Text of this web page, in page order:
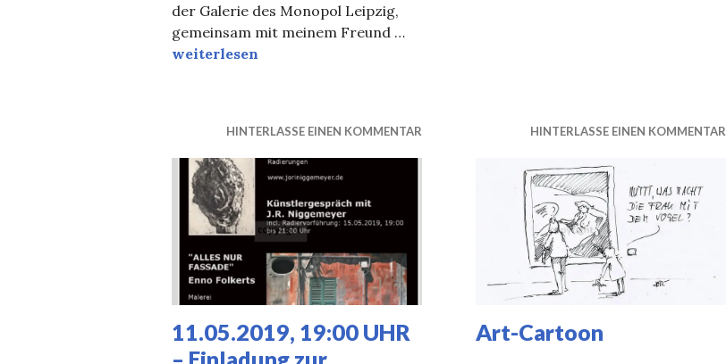
der Galerie des Monopol Leipzig,
gemeinsam mit meinem Freund …
Impressionen zur Vernissage vom 11.05.2019
weiterlesen
HINTERLASSE EINEN KOMMENTAR
11.05.2019, 19:00 UHR
HINTERLASSE EINEN KOMMENTAR
Art-Cartoon